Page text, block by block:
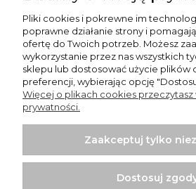
Informacje
Moje konto
Płatności i dostawa
Potrzebujesz pomocy? Skontaktuj się
780065102
sprzedaz@psishop.pl
Pliki cookies i pokrewne im
poprawne działanie strony i
ofertę do Twoich potrzeb. Możesz
wykorzystanie przez nas wszystkich
sklepu lub dostosować użycie plików
preferencji, wybierając opcję
Więcej o plikach cookies przeczytasz
prywatności.
Zaakceptuj tylko
Dostosuj